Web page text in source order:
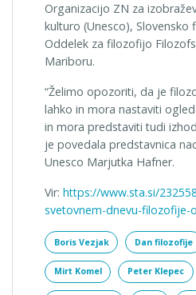
Organizacijo ZN za
kulturo (Unesco), Slovensko
Oddelek za filozofijo
Mariboru.
“Želimo opozoriti, da je
lahko in mora nastaviti
in mora predstaviti tudi
je povedala predstavnica
Unesco Marjutka Hafner.
Vir: https://www.sta.si/
svetovnem-dnevu-filozofije-
Boris Vezjak Dan filozofije
Mirt Komel Peter Klepec